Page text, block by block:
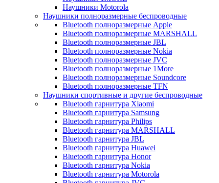
Наушники Motorola
Наушники полноразмерные беспроводные
Bluetooth полноразмерные Apple
Bluetooth полноразмерные MARSHALL
Bluetooth полноразмерные JBL
Bluetooth полноразмерные Nokia
Bluetooth полноразмерные JVC
Bluetooth полноразмерные 1More
Bluetooth полноразмерные Soundcore
Bluetooth полноразмерные TFN
Наушники спортивные и другие беспроводные
Bluetooth гарнитура Xiaomi
Bluetooth гарнитура Samsung
Bluetooth гарнитура Philips
Bluetooth гарнитура MARSHALL
Bluetooth гарнитура JBL
Bluetooth гарнитура Huawei
Bluetooth гарнитура Honor
Bluetooth гарнитура Nokia
Bluetooth гарнитура Motorola